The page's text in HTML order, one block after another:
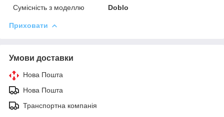
Сумісність з моделлю
Doblo
Приховати
Умови доставки
Нова Пошта
Нова Пошта
Транспортна компанія